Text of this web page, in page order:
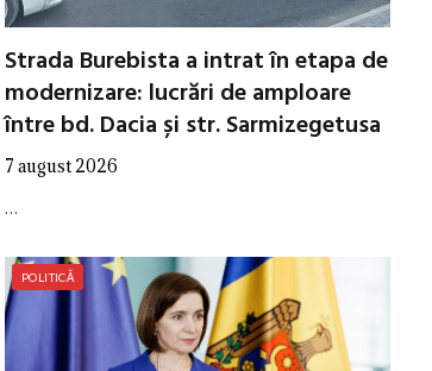
Strada Burebista a intrat în etapa de
modernizare: lucrări de amploare
între bd. Dacia și str. Sarmizegetusa
7 august 2026
…
POLITICĂ